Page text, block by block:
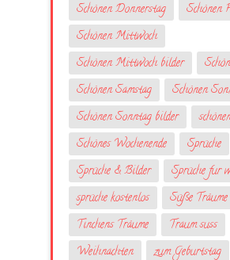
Schönen Donnerstag
Schönen
Schönen Mittwoch
Schönen Mittwoch bilder
Schönen Samstag
Schönen
Schönen Sonntag bilder
Schönes Wochenende
Sprüche
Sprüche & Bilder
Sprüche fur
sprüche kostenlos
Süße Träume
Tinchens Träume
Traum suss
Weihnachten
zum Geburtstag